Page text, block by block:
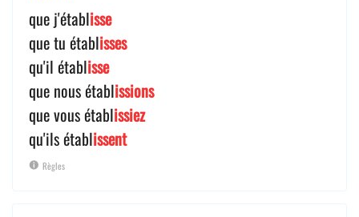
que j'établisse
que tu établisses
qu'il établisse
que nous établissions
que vous établissiez
qu'ils établissent
Règles